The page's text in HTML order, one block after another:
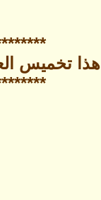
هذا تخميس